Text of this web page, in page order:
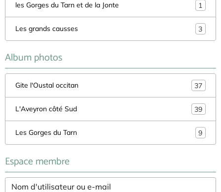
les Gorges du Tarn et de la Jonte 1
Les grands causses 3
Album photos
Gite l'Oustal occitan 37
L'Aveyron côté Sud 39
Les Gorges du Tarn 9
Espace membre